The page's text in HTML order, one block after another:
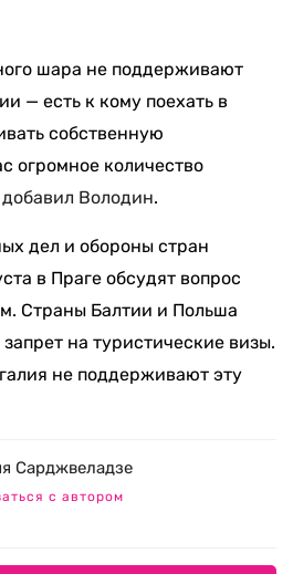
шара не поддерживают
— есть к кому поехать в
собственную
огромное количество
Володин.
дел и обороны стран
в Праге обсудят вопрос
Страны Балтии и Польша
на туристические визы.
не поддерживают эту
Сарджвеладзе
с автором